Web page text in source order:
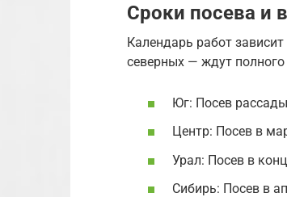
Сроки посева и
Календарь работ
северных — ждут
Юг: Посев
Центр: Посев в
Урал: Посев в
Сибирь: Посев в